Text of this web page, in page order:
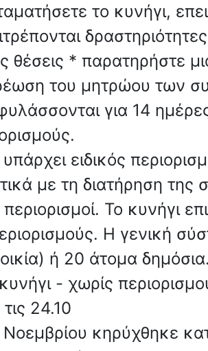
το κυνήγι,
θέσεις * παρατηρήστε
του μητρώου των
για 14
ειδικός
με τη διατήρηση
Το κυνήγι
Η γενική
ή 20 άτομα δημόσια.
- χωρίς
24.10
Νοεμβρίου κηρύχθηκε